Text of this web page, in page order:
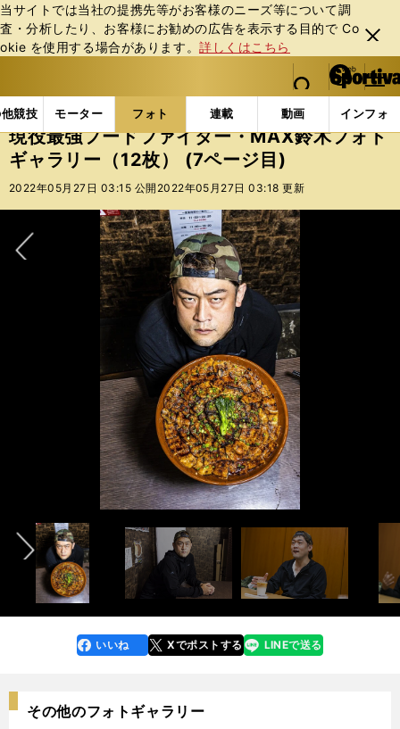
当サイトでは当社の提携先等がお客様のニーズ等について調
査・分析したり、お客様にお勧めの広告を表⽰する⽬的で Co
okie を使⽤する場合があります。詳しくはこちら
閉じ
る
web Sportiva (webスポルティーバ)
検索
マイペ
ー
ジ
メニュ
競技 モーター フォト 連載 動画 インフォ
b
ス
ポ
ル
バ
フォトギャラリー 現役最強フードファイター・MAX
現役最強フードファイター・MAX鈴木フォト
ギャラリー（12枚） (7ページ目)
2022年05月27日 03:15 公開 2022年05月27日 03:18 更新
フードファイターのMAX鈴木さん
インタビュー記事はこちら＞＞
photo by Tatematsu Naozumi
撮影協力／「豚大学 神保町校舎」
faceboo
k
いいね Xでポストする
line LINEで送る
その他のフォトギャラリー